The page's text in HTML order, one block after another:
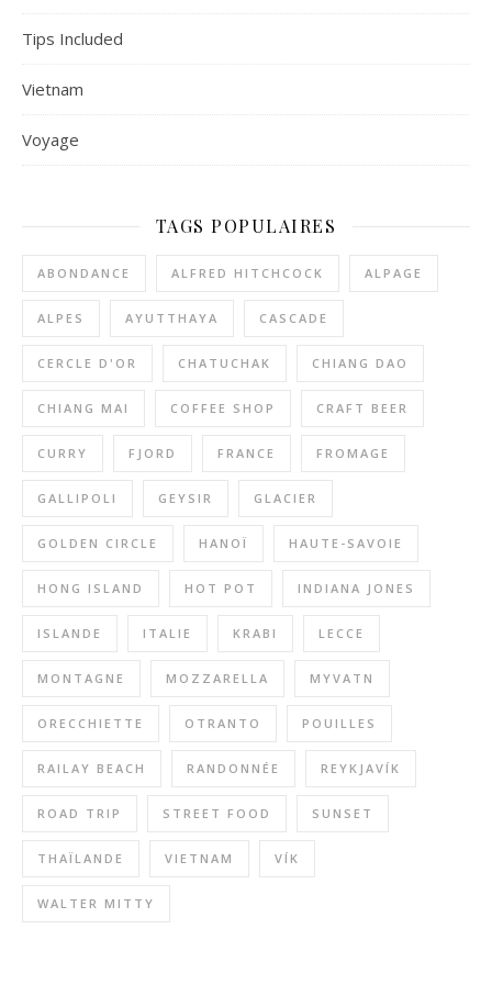
Tips Included
Vietnam
Voyage
TAGS POPULAIRES
ABONDANCE ALFRED HITCHCOCK ALPAGE
ALPES AYUTTHAYA CASCADE
CERCLE D'OR CHATUCHAK CHIANG DAO
CHIANG MAI COFFEE SHOP CRAFT BEER
CURRY FJORD FRANCE FROMAGE
GALLIPOLI GEYSIR GLACIER
GOLDEN CIRCLE HANOÏ HAUTE-SAVOIE
HONG ISLAND HOT POT INDIANA JONES
ISLANDE ITALIE KRABI LECCE
MONTAGNE MOZZARELLA MYVATN
ORECCHIETTE OTRANTO POUILLES
RAILAY BEACH RANDONNÉE REYKJAVÍK
ROAD TRIP STREET FOOD SUNSET
THAÏLANDE VIETNAM VÍK
WALTER MITTY